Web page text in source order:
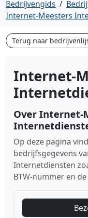
Bedrijvengids /
Internet-Meesters
Terug naar
Internet-
Over Internet-
Op deze pagina
bedrijfsgegevens
Internetdiensten
BTW-nummer en